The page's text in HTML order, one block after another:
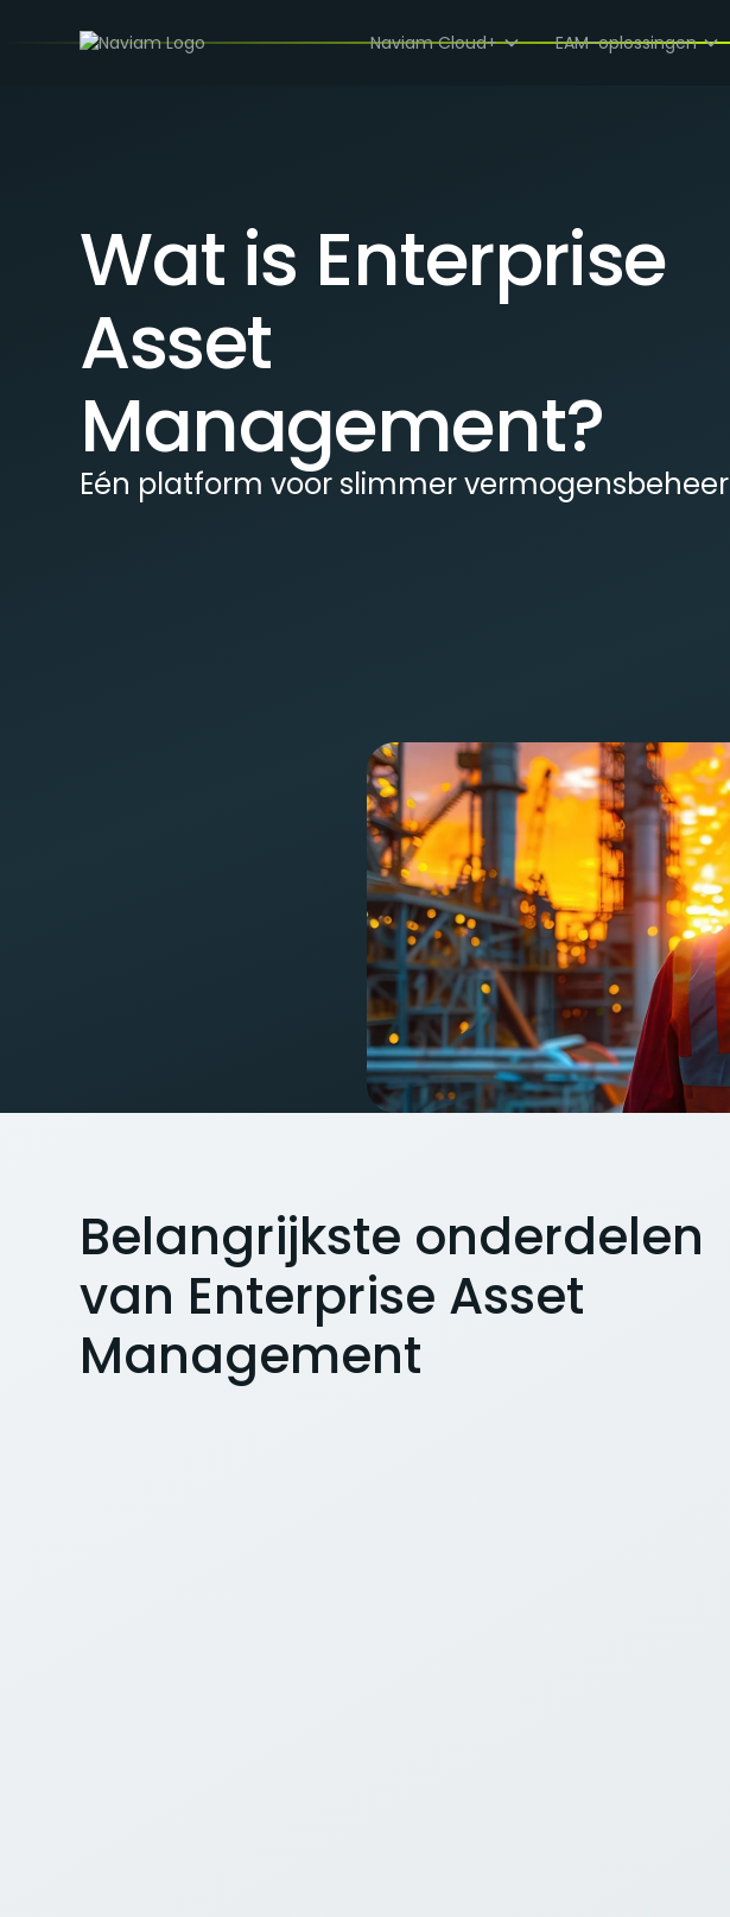
Naviam Cloud+ EAM-oplossingen
Wat is Enterprise
Asset
Management?
Eén platform voor slimmer vermogensbeheer
Belangrijkste onderdelen
van Enterprise Asset
Management